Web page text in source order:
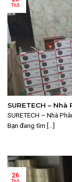
SURETECH –
Hãng 2025
SURETECH – Nhà
Bạn đang tìm [...]
Th5
26